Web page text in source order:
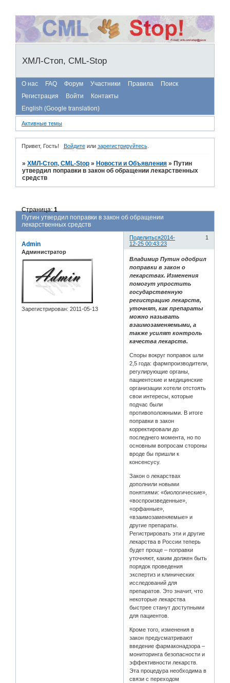
ХМЛ-Стоп, CML-Stop
О нас FAQ Форум Участники Правила
Поиск
Регистрация
Войти
Контакты
English (Google translation)
Активные темы
Привет, Гость! Войдитеили зарегистрируйтесь.
»ХМЛ-Стоп, CML-Stop » Новости и Объявления » Путин
утвердил поправки в закон об обращении лекарственных
средств
Путин утвердил поправки в закон об обращении
лекарственных средств
Страница:1
Поделиться 1
2014-
12-25 00:43:23
Admin
Администратор
Зарегистрирован: 2011-05-13
Владимир Путин одобрил
поправки в закон о
лекарствах. Изменения
помогут упростить
государственную
регистрацию лекарств,
уточнят, как препараты
можно называть
взаимозаменяемыми, а
также усилят контроль
качества лекарств.
Споры вокруг поправок шли
2,5 года: фармпроизводители,
регулирующие органы,
пациентские и медицинские
организации хотели отстоять
свои интересы, которые
подчас были
противоположными. В итоге
поправки в закон
корректировали до
последнего момента, но по
основным вопросам стороны
вроде бы пришли к
консенсусу.
Закон о лекарствах
дополнили новыми
понятиями: «биологические»,
«воспроизведенные»,
«орфанные»,
«взаимозаменяемые» и
другие препараты.
Регистрировать эти и другие
лекарства в России теперь
будет проще – поправки
уточняют, каким должен быть
порядок проведения
экспертиз и клинических
исследований для
препаратов. Это значит, что
некоторые лекарства
быстрее станут доступными
для пациентов.
Кроме того, изменения в
закон предусматривают
введение фармаконадзора –
мониторинга безопасности и
эффективности лекарств.
Эта процедура необходима в
связи с переходом